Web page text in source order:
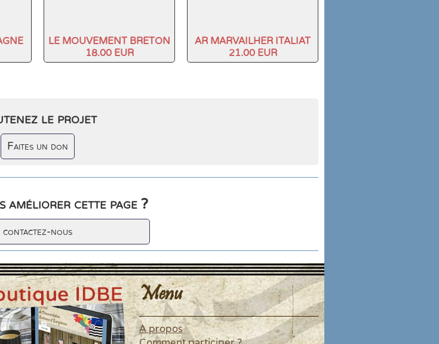
LE MOUVEMENT BRETON
18.00 EUR
AR MARVAILHER ITALIAT
21.00 EUR
le projet
Faites un don
améliorer cette page ?
contactez-nous
Menu
A propos